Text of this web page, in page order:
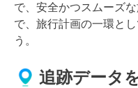
で、安全かつスムーズ
で、旅行計画の一環と
う。
追跡データ